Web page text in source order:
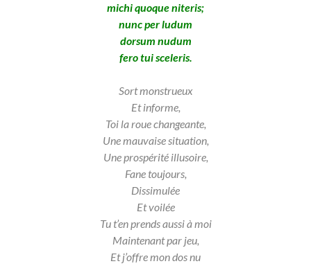
michi quoque niteris;
nunc per ludum
dorsum nudum
fero tui sceleris.
Sort monstrueux
Et informe,
Toi la roue changeante,
Une mauvaise situation,
Une prospérité illusoire,
Fane toujours,
Dissimulée
Et voilée
Tu t’en prends aussi à moi
Maintenant par jeu,
Et j’offre mon dos nu